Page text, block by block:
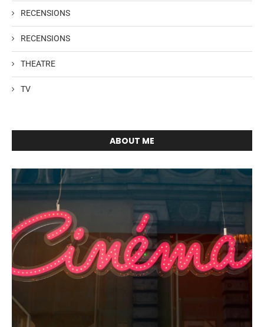
RECENSIONS
RECENSIONS
THEATRE
TV
ABOUT ME